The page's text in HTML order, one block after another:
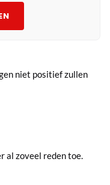
niet positief zullen
al zoveel reden toe.